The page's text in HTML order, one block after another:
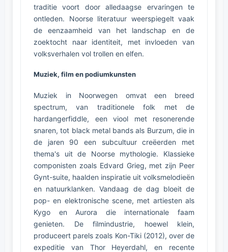
traditie voort door alledaagse ervaringen te
ontleden. Noorse literatuur weerspiegelt vaak
de eenzaamheid van het landschap en de
zoektocht naar identiteit, met invloeden van
volksverhalen vol trollen en elfen.
Muziek, film en podiumkunsten
Muziek in Noorwegen omvat een breed
spectrum, van traditionele folk met de
hardangerfiddle, een viool met resonerende
snaren, tot black metal bands als Burzum, die in
de jaren 90 een subcultuur creëerden met
thema's uit de Noorse mythologie. Klassieke
componisten zoals Edvard Grieg, met zijn Peer
Gynt-suite, haalden inspiratie uit volksmelodieën
en natuurklanken. Vandaag de dag bloeit de
pop- en elektronische scene, met artiesten als
Kygo en Aurora die internationale faam
genieten. De filmindustrie, hoewel klein,
produceert parels zoals Kon-Tiki (2012), over de
expeditie van Thor Heyerdahl, en recente